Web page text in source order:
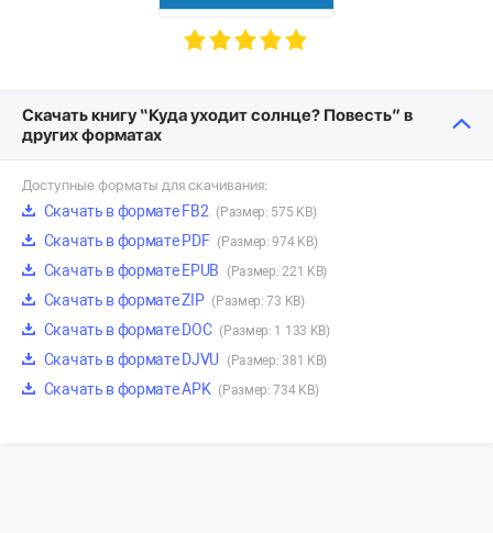
Скачать книгу “Куда уходит солнце? Повесть” в
других форматах
Доступные форматы для скачивания:
Скачать в формате FB2 (Размер: 575 KB)
Скачать в формате PDF (Размер: 974 KB)
Скачать в формате EPUB (Размер: 221 KB)
Скачать в формате ZIP (Размер: 73 KB)
Скачать в формате DOC (Размер: 1 133 KB)
Скачать в формате DJVU (Размер: 381 KB)
Скачать в формате APK (Размер: 734 KB)